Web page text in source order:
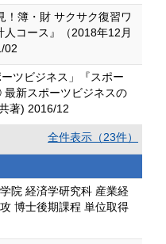
！簿・財 サクサク復習ワ
人コース』（2018年12月
02
ーツビジネス」『スポー
新スポーツビジネスの
著) 2016/12
全件表示（23件）
院 経済学研究科 産業経
博士後期課程 単位取得